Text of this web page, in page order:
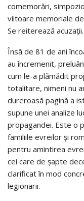
comemorări,
viitoare memoriale
Se reiterează
Însă de 81 de ani
au încremenit,
cum le-a plămădit
totalitare, nimeni nu
dureroasă pagină a
supune unei analize
propagandei. Este o
familiile evreilor şi
pentru amintirea
cei care de şapte
clarificat în mod
legionarii.